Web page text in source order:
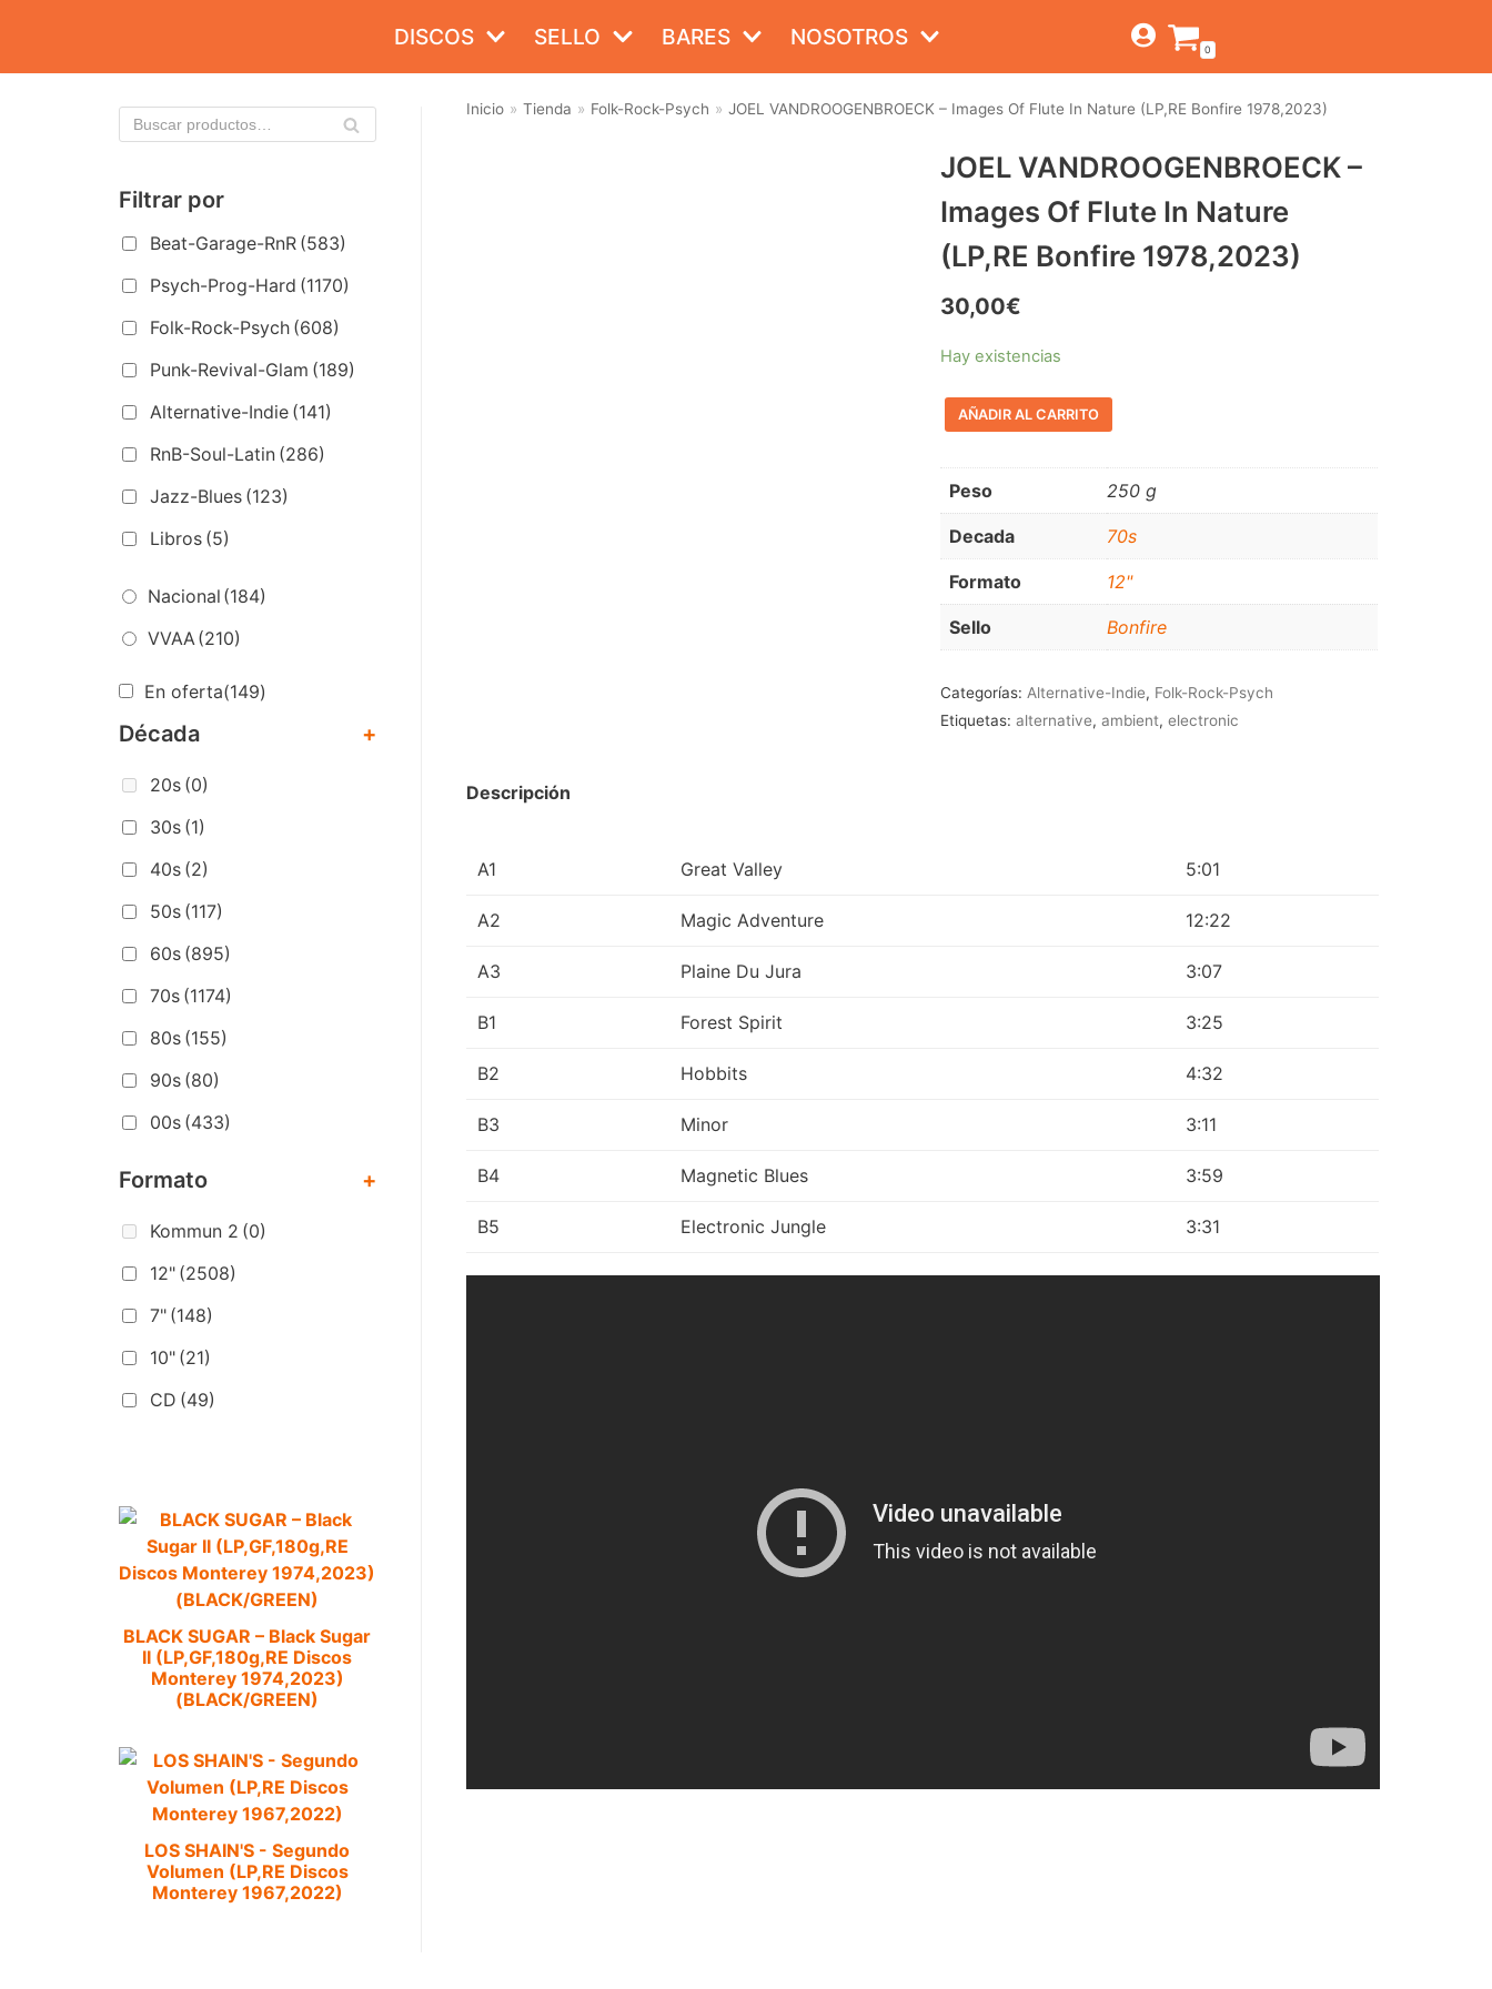
contenido
DISCOS SELLO BARES NOSOTROS 0
ESTILOS
BEAT-GARAGE-RNR
RNB-SOUL-LATIN
JAZZ-BLUES
OFERTAS
MONTEREY
CANTINA BAR
Filtrar por
Beat-Garage-RnR (583)
Psych-Prog-Hard (1170)
Folk-Rock-Psych (608)
Punk-Revival-Glam (189)
Alternative-Indie (141)
RnB-Soul-Latin (286)
Jazz-Blues (123)
Libros (5)
Nacional (184)
VVAA(210)
En oferta(149)
Década +
20s (0)
30s (1)
40s (2)
50s (117)
60s (895)
70s (1174)
80s (155)
90s (80)
00s (433)
Formato +
Kommun 2 (0)
12" (2508)
7" (148)
10" (21)
CD (49)
BLACK SUGAR – Black Sugar
II (LP,GF,180g,RE Discos
Monterey 1974,2023)
(BLACK/GREEN)
LOS SHAIN'S - Segundo
Volumen (LP,RE Discos
Monterey 1967,2022)
Inicio » Tienda » Folk-Rock-Psych » JOEL VANDROOGENBROECK – Images Of Flute In Nature (LP,RE Bonfire 1978,2023)
JOEL VANDROOGENBROECK –
Images Of Flute In Nature
(LP,RE Bonfire 1978,2023)
30,00€
Hay existencias
AÑADIR AL CARRITO
Peso 250 g
Decada 70s
Formato 12"
Sello Bonfire
Categorías: Alternative-Indie, Folk-Rock-Psych
Etiquetas:alternative,ambient,electronic
Descripción
A1 Great Valley 5:01
A2 Magic Adventure 12:22
A3 Plaine Du Jura 3:07
B1 Forest Spirit 3:25
B2 Hobbits 4:32
B3 Minor 3:11
B4 Magnetic Blues 3:59
B5 Electronic Jungle 3:31